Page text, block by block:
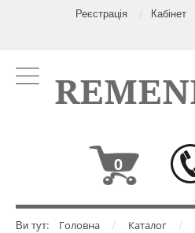
Реєстрація Кабінет
0
Ви тут: Головна / Каталог /